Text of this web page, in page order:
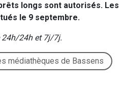
longs sont autorisés. Les
le 9 septembre.
24h/24h et 7j/7j.
médiathèques de Bassens